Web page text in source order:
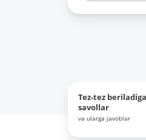
Tez-tez
savollar
va ularga javoblar